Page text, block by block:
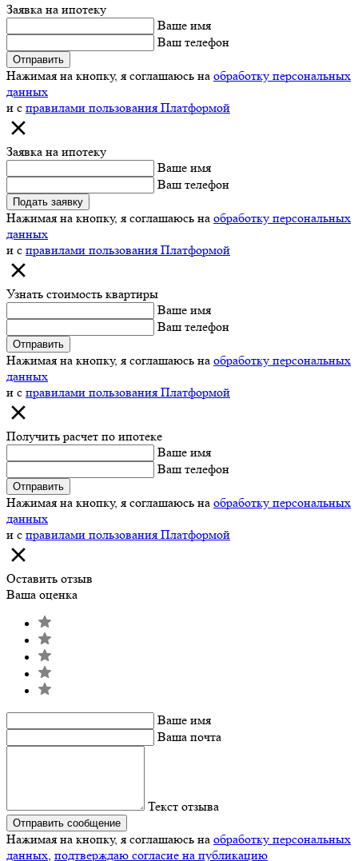
Заявка на ипотеку
Ваше имя
Ваш телефон
Отправить
Нажимая на кнопку, я соглашаюсь на обработку персональных
данных
и с правилами пользования Платформой
Заявка на ипотеку
Ваше имя
Ваш телефон
Подать заявку
Нажимая на кнопку, я соглашаюсь на обработку персональных
данных
и с правилами пользования Платформой
Узнать стоимость квартиры
Ваше имя
Ваш телефон
Отправить
Нажимая на кнопку, я соглашаюсь на обработку персональных
данных
и с правилами пользования Платформой
Получить расчет по ипотеке
Ваше имя
Ваш телефон
Отправить
Нажимая на кнопку, я соглашаюсь на обработку персональных
данных
и с правилами пользования Платформой
Оставить отзыв
Ваша оценка
Ваше имя
Ваша почта
Текст отзыва
Отправить сообщение
Нажимая на кнопку, я соглашаюсь на обработку персональных
данных подтверждаю согласие на публикацию